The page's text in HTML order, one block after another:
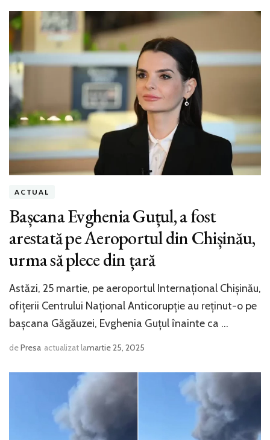
ACTUAL
Bașcana Evghenia Guțul, a fost
arestată pe Aeroportul din Chișinău,
urma să plece din țară
Astăzi, 25 martie, pe aeroportul Internațional Chișinău,
ofițerii Centrului Național Anticorupție au reținut-o pe
bașcana Găgăuzei, Evghenia Guțul înainte ca …
dePresa actualizat lamartie 25, 2025